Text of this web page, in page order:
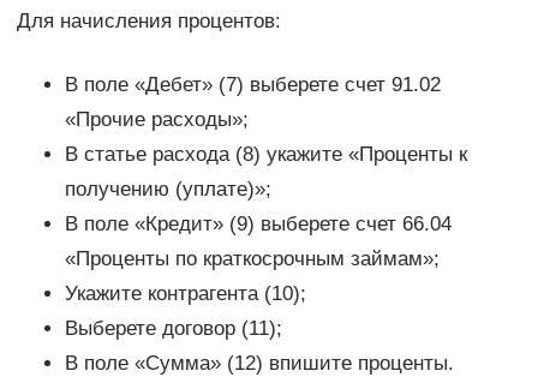
Для начисления процентов:
В поле «Дебет» (7) выберете счет 91.02
«Прочие расходы»;
В статье расхода (8) укажите «Проценты к
получению (уплате)»;
В поле «Кредит» (9) выберете счет 66.04
«Проценты по краткосрочным займам»;
Укажите контрагента (10);
Выберете договор (11);
В поле «Сумма» (12) впишите проценты.